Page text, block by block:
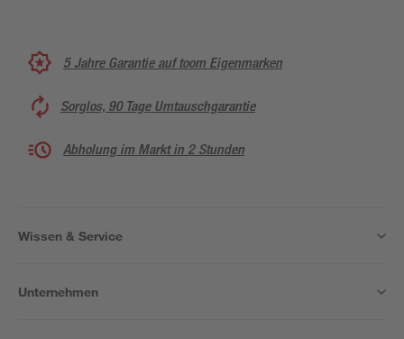
5 Jahre Garantie auf toom Eigenmarken
Sorglos, 90 Tage Umtauschgarantie
Abholung im Markt in 2 Stunden
Wissen & Service
Unternehmen